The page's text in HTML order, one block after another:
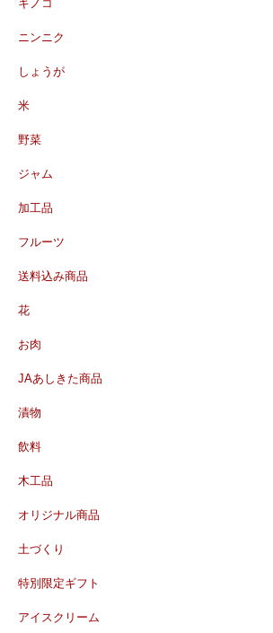
キノコ
ニンニク
しょうが
米
野菜
ジャム
加工品
フルーツ
送料込み商品
花
お肉
JAあしきた商品
漬物
飲料
木工品
オリジナル商品
土づくり
特別限定ギフト
アイスクリーム